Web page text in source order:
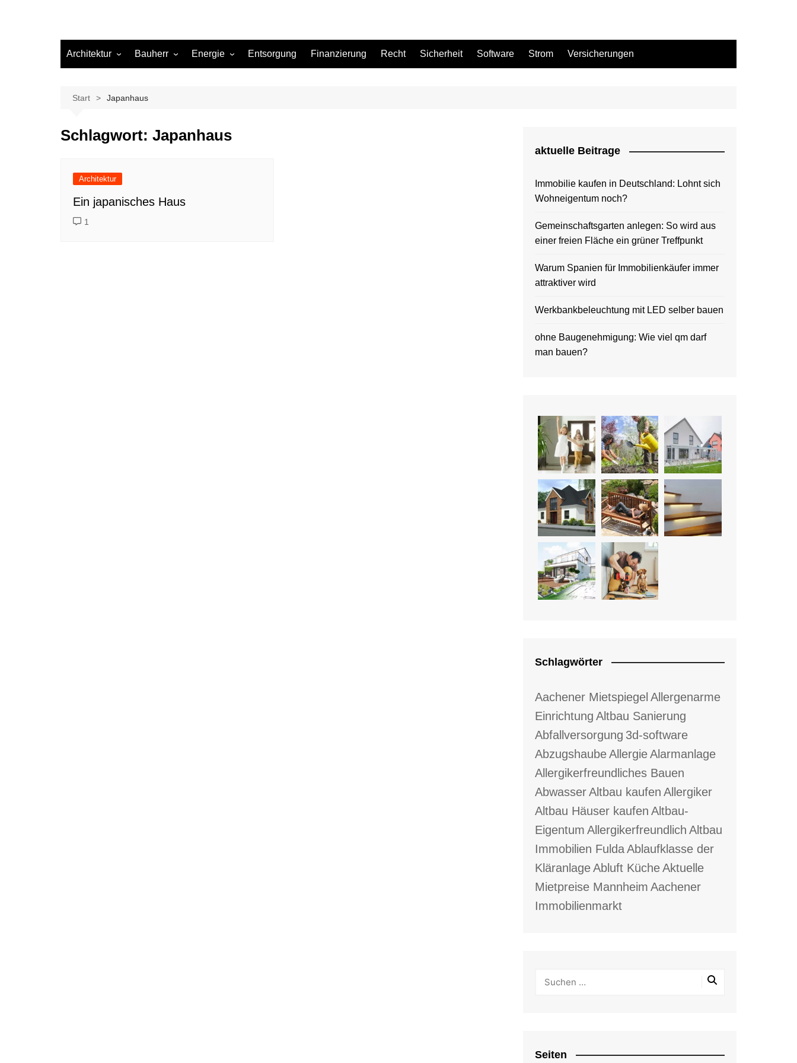
Architektur Bauherr
Beleuchtung
Materialien
Sanierung
Energie Entsorgung Finanzierung Recht Sicherheit Software Strom Versicherungen
Start Japanhaus
Schlagwort: Japanhaus
Architektur
Ein japanisches Haus
1
aktuelle Beitrage
Immobilie kaufen in Deutschland: Lohnt sich
Wohneigentum noch?
Gemeinschaftsgarten anlegen: So wird aus
einer freien Fläche ein grüner Treffpunkt
Warum Spanien für Immobilienkäufer immer
attraktiver wird
Werkbankbeleuchtung mit LED selber bauen
ohne Baugenehmigung: Wie viel qm darf
man bauen?
Schlagwörter
Aachener Mietspiegel Allergenarme
Einrichtung Altbau Sanierung
Abfallversorgung 3d-software
AbzugshaubeAllergieAlarmanlage
Allergikerfreundliches Bauen
AbwasserAltbau kaufen Allergiker
Altbau Häuser kaufen Altbau-
Eigentum Allergikerfreundlich Altbau
Immobilien FuldaAblaufklasse der
KläranlageAbluft KücheAktuelle
Mietpreise Mannheim Aachener
Immobilienmarkt
Seiten